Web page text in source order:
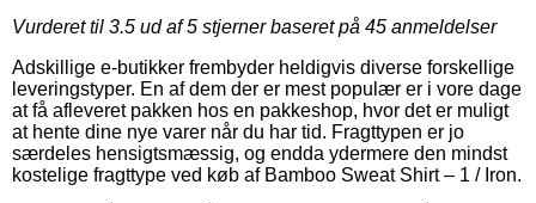
Vurderet til 3.5 ud af 5 stjerner baseret på 45 anmeldelser
Adskillige e-butikker frembyder heldigvis diverse forskellige
leveringstyper. En af dem der er mest populær er i vore dage
at få afleveret pakken hos en pakkeshop, hvor det er muligt
at hente dine nye varer når du har tid. Fragttypen er jo
særdeles hensigtsmæssig, og endda ydermere den mindst
kostelige fragttype ved køb af Bamboo Sweat Shirt – 1 / Iron.